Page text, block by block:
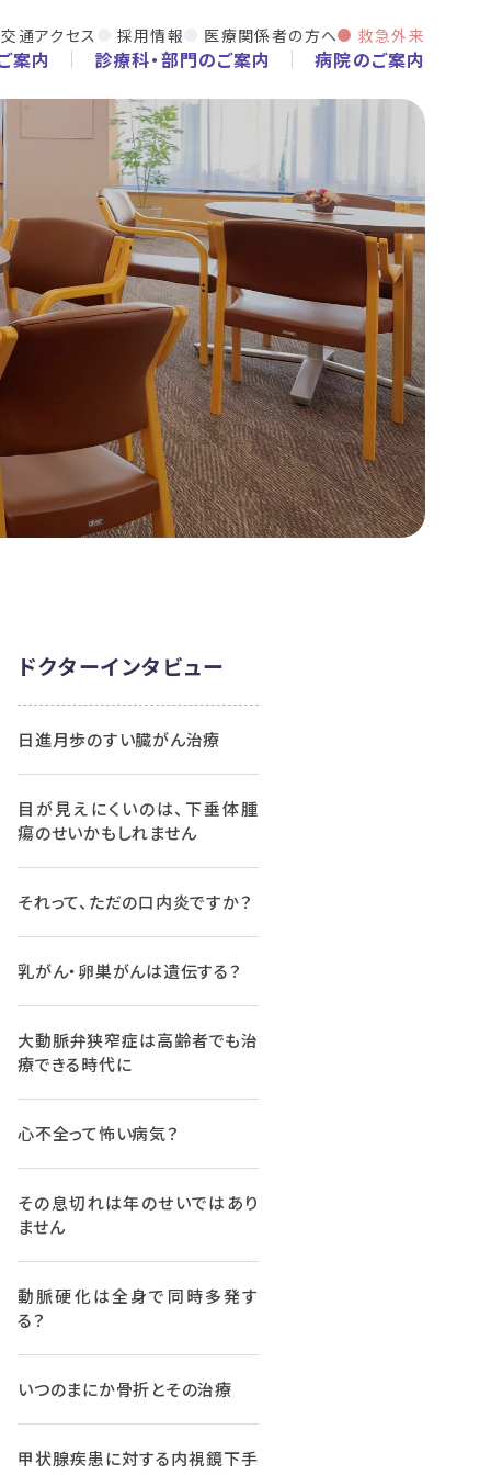
交通アクセス 採用情報 医療関係者の方へ 救急外来
案内 診療科・部門のご案内 病院のご案内
ドクターインタビュー
日進月歩のすい臓がん治療
目が見えにくいのは、下垂体腫
瘍のせいかもしれません
それって、ただの口内炎ですか？
乳がん・卵巣がんは遺伝する？
大動脈弁狭窄症は高齢者でも治
療できる時代に
心不全って怖い病気？
その息切れは年のせいではあり
ません
動脈硬化は全身で同時多発す
る？
いつのまにか骨折とその治療
甲状腺疾患に対する内視鏡下手